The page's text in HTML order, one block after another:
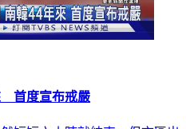
首度宣布戒嚴